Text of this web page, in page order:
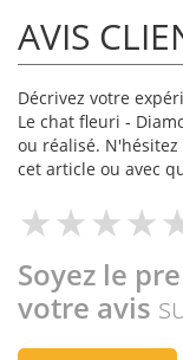
AVIS
Décrivez votre
Le chat fleuri -
ou réalisé.
cet article ou avec
Soyez le
votre avis